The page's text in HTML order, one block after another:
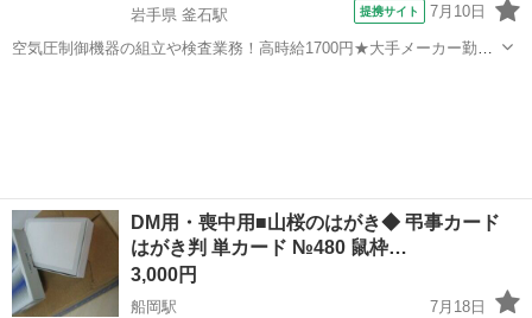
岩手県 釜石駅
提携サイト 7月10日
空気圧制御機器の組立や検査業務！高時給1700円★大手メーカー勤
DM用・喪中用■山桜のはがき◆ 弔事カード
はがき判 単カード №480 鼠枠…
3,000円
船岡駅
7月18日